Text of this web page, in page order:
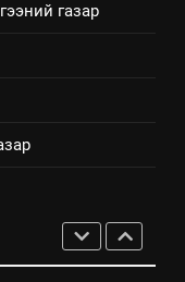
газар
зөвлөлийн
оны үйл
түүчээлсэн
аяны хүрээнд
арга